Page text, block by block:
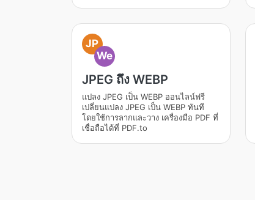
JP
We
JPEG ถึง WEBP
แปลง JPEG เป็น WEBP ออนไลน์ฟรี
เปลี่ยนแปลง JPEG เป็น WEBP ทันที
โดยใช้การลากและวาง เครื่องมือ PDF ที่
เชื่อถือได้ที่ PDF.to